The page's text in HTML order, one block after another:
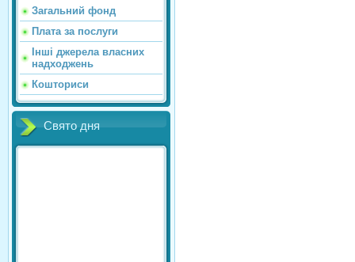
Загальний фонд
Плата за послуги
Інші джерела власних
надходжень
Кошториси
Свято дня